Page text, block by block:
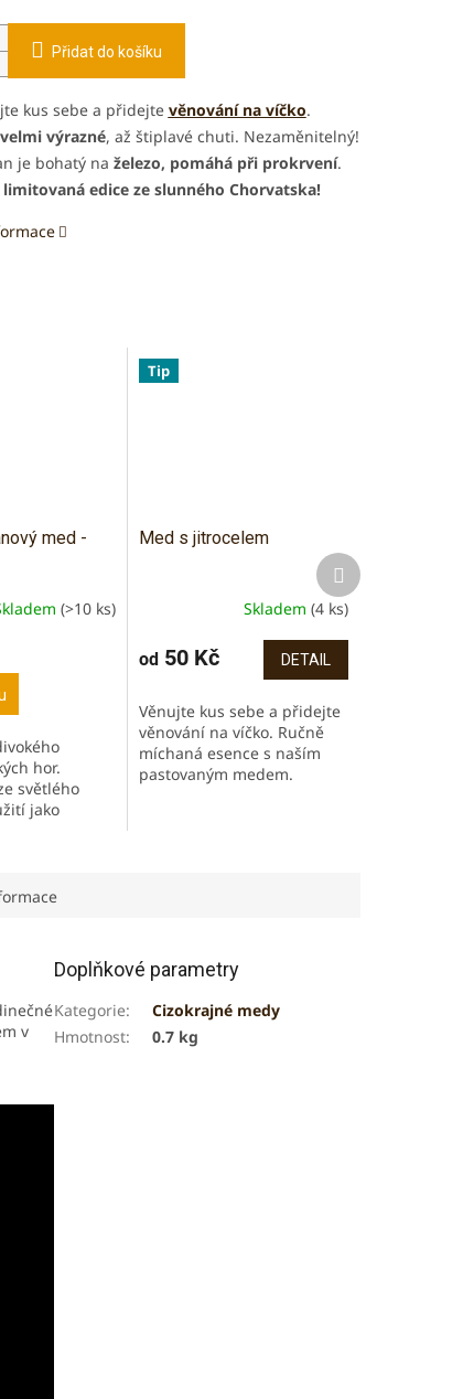
Přidat do košíku
kus sebe a přidejte věnování na víčko.
velmi výrazné, až štiplavé chuti. Nezaměnitelný!
je bohatý na železo, pomáhá při prokrvení.
limitovaná edice ze slunného Chorvatska!
med -
(>10 ks)
hor.
světlého
jako
Tip
Med s jitrocelem
Skladem (4 ks)
od 50 Kč DETAIL
Věnujte kus sebe a přidejte
věnování na víčko. Ručně
míchaná esence s naším
pastovaným medem.
Další
produkt
v
Doplňkové parametry
Kategorie:
Cizokrajné medy
Hmotnost: 0.7 kg